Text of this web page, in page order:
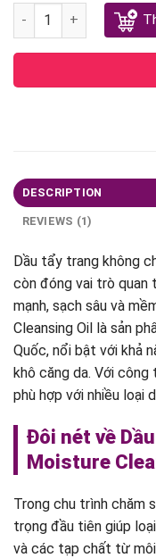
Dầu tẩy trang Ohui
DESCRIPTION
REVIEWS (1)
Dầu tẩy trang không
còn đóng vai trò quan
mạnh, sạch sâu và
Cleansing Oil là sản
Quốc, nổi bật với khả
khô căng da. Với
phù hợp với nhiều loại
Đôi nét về
Moisture
Trong chu trình chăm
trọng đầu tiên giúp
và các tạp chất từ